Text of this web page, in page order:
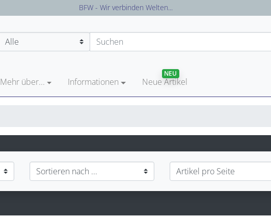
BFW - Wir verbinden Welten...
Mehr über... Informationen Neue Artikel
NEU